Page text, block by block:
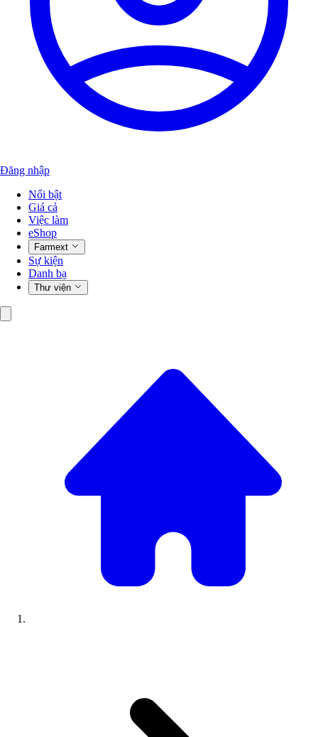
Đăng nhập
Nổi bật
Giá cả
Việc làm
eShop
Farmext
Sự kiện
Danh bạ
Thư viện